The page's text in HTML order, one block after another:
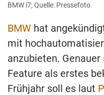
BMW i7; Quelle: Pressefoto
BMW hat
mit
anzubieten.
Feature als erstes
Frühjahr soll es laut